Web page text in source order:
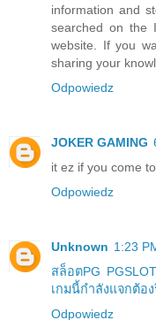
information and
searched on the
website. If you
sharing your
Odpowiedz
JOKER GAMING
it ez if you come
Odpowiedz
Unknown 1:23
สล็อตPG
เกมนี้กำลังแจกต้อ
Odpowiedz